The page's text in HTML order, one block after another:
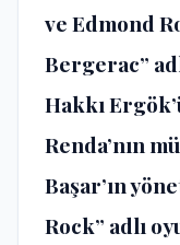
ve Edmond
Bergerac”
Hakkı
Renda’nın
Başar’ın
Rock” adlı